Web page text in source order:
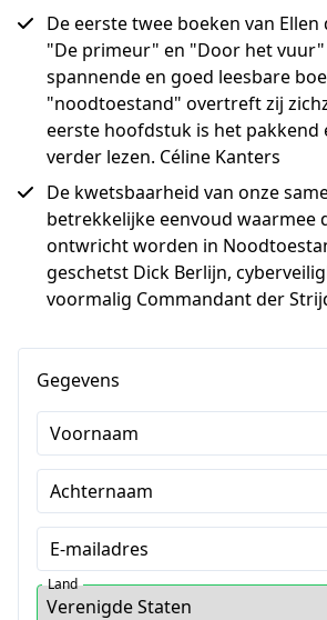
De eerste twee boeken van Ellen
"De primeur" en "Door het
spannende en goed leesbare
"noodtoestand" overtreft zij
eerste hoofdstuk is het pakkend
verder lezen. Céline Kanters
De kwetsbaarheid van onze
betrekkelijke eenvoud waarmee
ontwricht worden in
geschetst Dick Berlijn,
voormalig Commandant der
Gegevens
Voornaam
Achternaam
E-mailadres
Land